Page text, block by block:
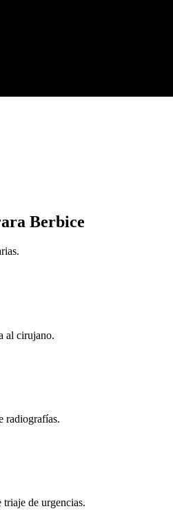
Berbice
al cirujano.
radiografías.
de urgencias.